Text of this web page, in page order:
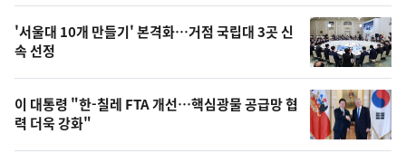
오
늘
의
사
진
'서울대 10개 만들기' 본격화…거점 국립대 3곳 신
속 선정
이 대통령 "한-칠레 FTA 개선…핵심광물 공급망 협
력 더욱 강화"